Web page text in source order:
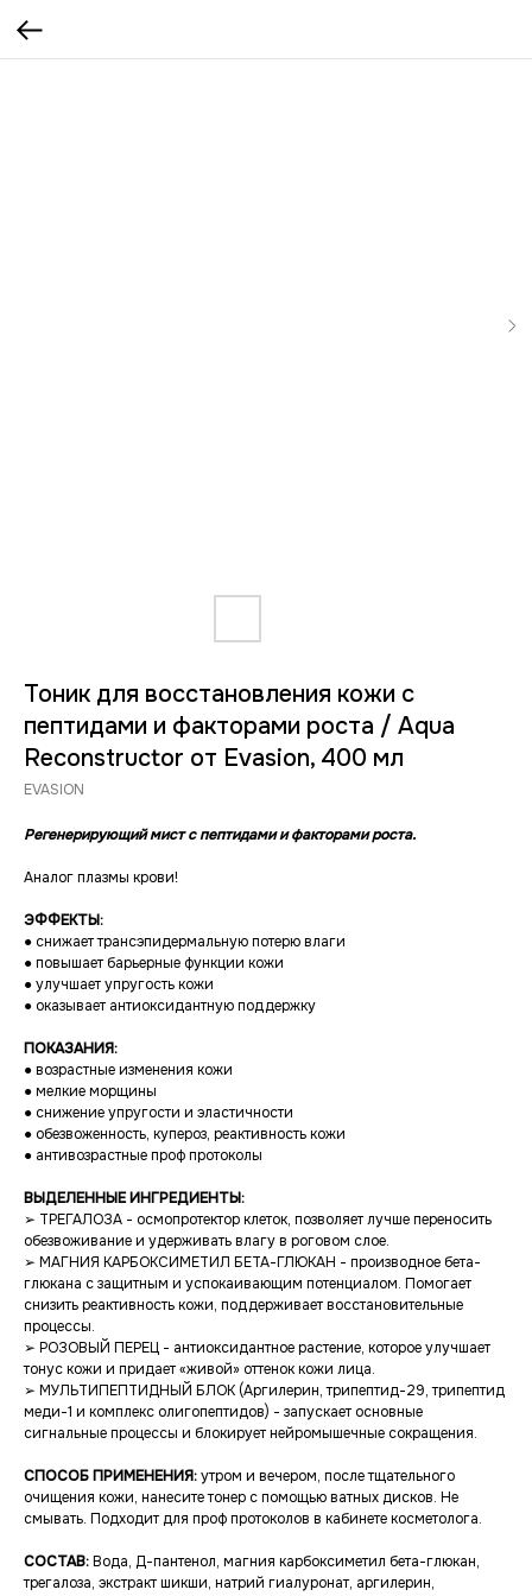
Тоник для восстановления кожи с
пептидами и факторами роста / Aqua
Reconstructor от Evasion, 400 мл
EVASION
Регенерирующий мист с пептидами и факторами роста.
Аналог плазмы крови!
ЭФФЕКТЫ:
● снижает трансэпидермальную потерю влаги
● повышает барьерные функции кожи
● улучшает упругость кожи
● оказывает антиоксидантную поддержку
ПОКАЗАНИЯ:
● возрастные изменения кожи
● мелкие морщины
● снижение упругости и эластичности
● обезвоженность, купероз, реактивность кожи
● антивозрастные проф протоколы
ВЫДЕЛЕННЫЕ ИНГРЕДИЕНТЫ:
➢ ТРЕГАЛОЗА - осмопротектор клеток, позволяет лучше переносить
обезвоживание и удерживать влагу в роговом слое.
➢ МАГНИЯ КАРБОКСИМЕТИЛ БЕТА-ГЛЮКАН - производное бета-
глюкана с защитным и успокаивающим потенциалом. Помогает
снизить реактивность кожи, поддерживает восстановительные
процессы.
➢ РОЗОВЫЙ ПЕРЕЦ - антиоксидантное растение, которое улучшает
тонус кожи и придает «живой» оттенок кожи лица.
➢ МУЛЬТИПЕПТИДНЫЙ БЛОК (Аргилерин, трипептид-29, трипептид
меди-1 и комплекс олигопептидов) - запускает основные
сигнальные процессы и блокирует нейромышечные сокращения.
СПОСОБ ПРИМЕНЕНИЯ:утром и вечером, после тщательного
очищения кожи, нанесите тонер с помощью ватных дисков. Не
смывать. Подходит для проф протоколов в кабинете косметолога.
СОСТАВ:Вода, Д-пантенол, магния карбоксиметил бета-глюкан,
трегалоза, экстракт шикши, натрий гиалуронат, аргилерин,